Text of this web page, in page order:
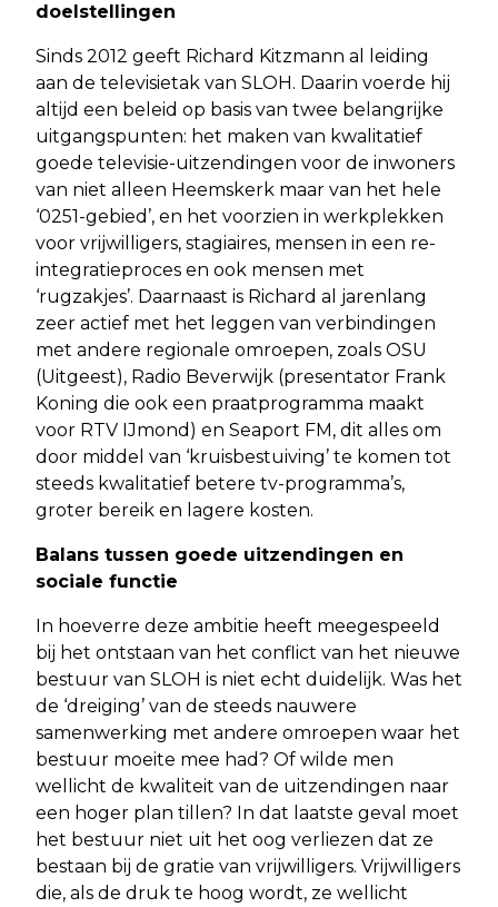
doelstellingen
Sinds 2012 geeft Richard Kitzmann al leiding
aan de televisietak van SLOH. Daarin voerde hij
altijd een beleid op basis van twee belangrijke
uitgangspunten: het maken van kwalitatief
goede televisie-uitzendingen voor de inwoners
van niet alleen Heemskerk maar van het hele
‘0251-gebied’, en het voorzien in werkplekken
voor vrijwilligers, stagiaires, mensen in een re-
integratieproces en ook mensen met
‘rugzakjes’. Daarnaast is Richard al jarenlang
zeer actief met het leggen van verbindingen
met andere regionale omroepen, zoals OSU
(Uitgeest), Radio Beverwijk (presentator Frank
Koning die ook een praatprogramma maakt
voor RTV IJmond) en Seaport FM, dit alles om
door middel van ‘kruisbestuiving’ te komen tot
steeds kwalitatief betere tv-programma’s,
groter bereik en lagere kosten.
Balans tussen goede uitzendingen en
sociale functie
In hoeverre deze ambitie heeft meegespeeld
bij het ontstaan van het conflict van het nieuwe
bestuur van SLOH is niet echt duidelijk. Was het
de ‘dreiging’ van de steeds nauwere
samenwerking met andere omroepen waar het
bestuur moeite mee had? Of wilde men
wellicht de kwaliteit van de uitzendingen naar
een hoger plan tillen? In dat laatste geval moet
het bestuur niet uit het oog verliezen dat ze
bestaan bij de gratie van vrijwilligers. Vrijwilligers
die, als de druk te hoog wordt, ze wellicht